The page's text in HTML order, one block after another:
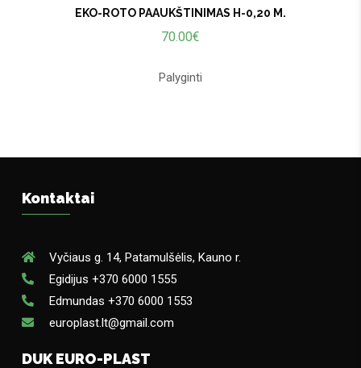
EKO-ROTO PAAUKŠTINIMAS H-0,20 M.
70.00€
Palyginti
Kontaktai
Vyčiaus g. 14, Patamulšėlis, Kauno r.
Egidijus +370 6000 1555
Edmundas +370 6000 1553
europlast.lt@gmail.com
DUK EURO-PLAST